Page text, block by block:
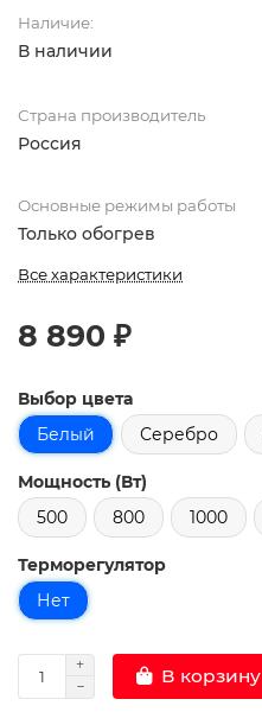
Наличие:
В наличии
Страна производитель
Россия
Основные режимы работы
Только обогрев
Все характеристики
8 890 ₽
Выбор цвета
Белый
Серебро
Мощность (Вт)
500
800 1000
Терморегулятор
Нет
В корзину